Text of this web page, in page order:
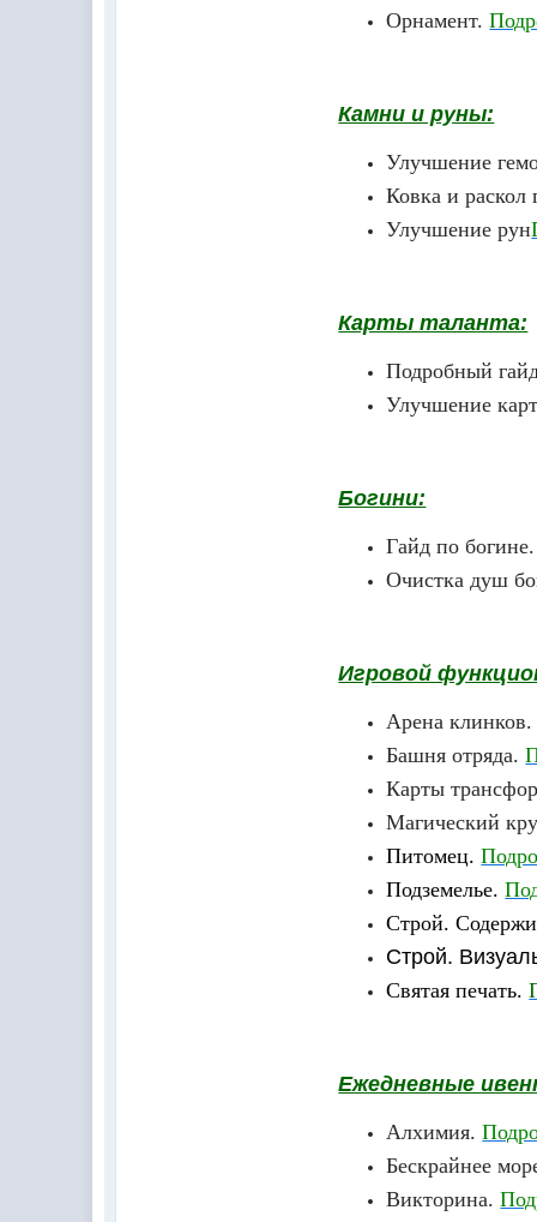
Орнамент.
Камни и руны:
Улучшение
Ковка и раскол
Улучшение рун
Карты таланта:
Подробный
Улучшение
Богини:
Гайд по
Очистка душ
Игровой
Арена
Башня отряда.
Карты
Магический
Питомец.
Подземелье.
Строй.
Строй.
Святая печать.
Ежедневные
Алхимия.
Бескрайнее
Викторина.